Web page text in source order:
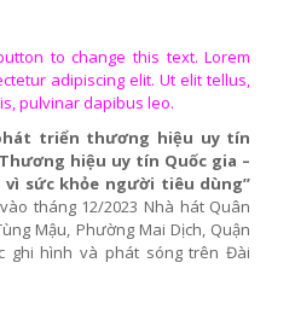
to change this text. Lorem
adipiscing elit. Ut elit tellus,
pulvinar dapibus leo.
triển thương hiệu uy tín
hương hiệu uy tín Quốc gia –
vì sức khỏe người tiêu dùng”
tháng 12/2023 Nhà hát Quân
Mậu, Phường Mai Dịch, Quận
ghi hình và phát sóng trên Đài